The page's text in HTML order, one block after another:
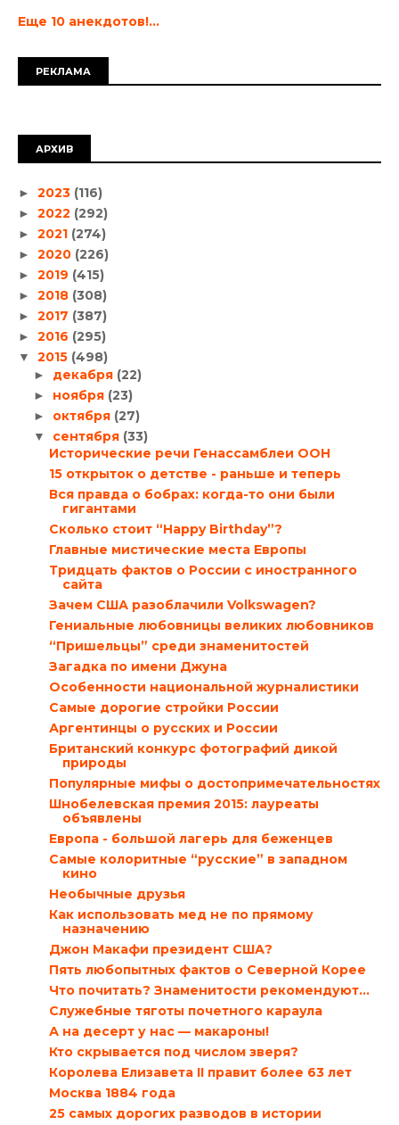
Еще 10 анекдотов!...
РЕКЛАМА
АРХИВ
► 2023 (116)
► 2022 (292)
► 2021 (274)
► 2020 (226)
► 2019 (415)
► 2018 (308)
► 2017 (387)
► 2016 (295)
▼ 2015 (498)
► декабря (22)
► ноября (23)
► октября (27)
▼ сентября (33)
Исторические речи Генассамблеи ООН
15 открыток о детстве - раньше и теперь
Вся правда о бобрах: когда-то они были
гигантами
Сколько стоит “Happy Birthday”?
Главные мистические места Европы
Тридцать фактов о России с иностранного
сайта
Зачем США разоблачили Volkswagen?
Гениальные любовницы великих любовников
“Пришельцы” среди знаменитостей
Загадка по имени Джуна
Особенности национальной журналистики
Самые дорогие стройки России
Аргентинцы о русских и России
Британский конкурс фотографий дикой
природы
Популярные мифы о достопримечательностях
Шнобелевская премия 2015: лауреаты
объявлены
Европа - большой лагерь для беженцев
Самые колоритные “русские” в западном
кино
Необычные друзья
Как использовать мед не по прямому
назначению
Джон Макафи президент США?
Пять любопытных фактов о Северной Корее
Что почитать? Знаменитости рекомендуют…
Служебные тяготы почетного караула
А на десерт у нас — макароны!
Кто скрывается под числом зверя?
Королева Елизавета II правит более 63 лет
Москва 1884 года
25 самых дорогих разводов в истории